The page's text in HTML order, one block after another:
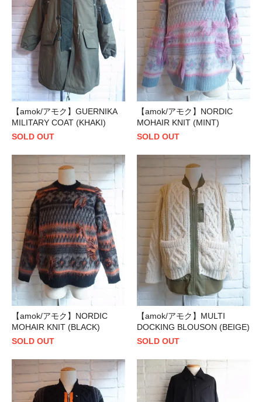
【amok/アモク】GUERNIKA
MILITARY COAT (KHAKI)
SOLD OUT
【amok/アモク】NORDIC
MOHAIR KNIT (MINT)
SOLD OUT
【amok/アモク】NORDIC
MOHAIR KNIT (BLACK)
SOLD OUT
【amok/アモク】MULTI
DOCKING BLOUSON (BEIGE)
SOLD OUT